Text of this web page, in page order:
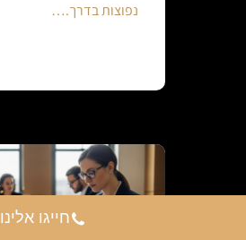
נפוצות בדרך.…
חייגו אלינו